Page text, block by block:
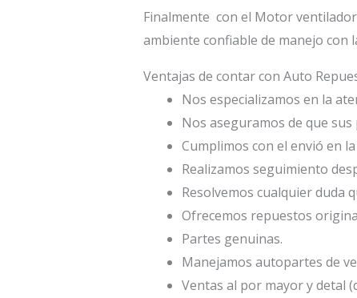
Finalmente con el Motor
ambiente confiable de manejo con
Ventajas de contar con Auto
Nos especializamos en la
Nos aseguramos de que
Cumplimos con el envió en
Realizamos seguimiento
Resolvemos cualquier duda
Ofrecemos repuestos
Partes genuinas.
Manejamos autopartes de
Ventas al por mayor y detal